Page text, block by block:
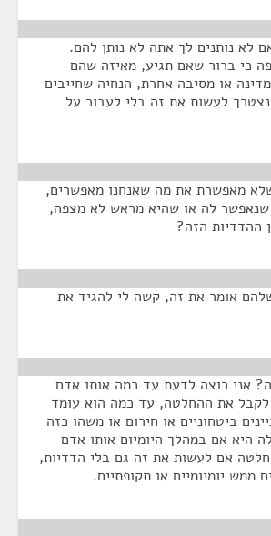
לא נותנים לך אתה לא נותן להם.
כי ברור שאם תגיע, מאיזה שהם
או מסיבה אחרת, הנחיה שחייבים
לעשות את זה בלי לעבור על
מאפשרת את מה שאנחנו מאפשרים,
שנאפשר לה או שהיא מראש לא מצפה,
ההדדיות הזה?
שלהם אומר את זה, קשה לי להגיד את
אני רוצה לדעת עד כמה אותו אדם
את ההחלטה, עד כמה הוא עומד
ביטחוניים או חירום או משהו כזה
היא אם במהלך היומיום אותו אדם
אם לעשות את זה גם בלי הדדיות,
ממש יומיומיים או תקופתיים.